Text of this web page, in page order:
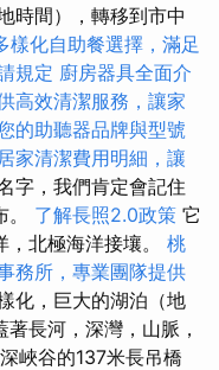
時間），轉移到市中
樣化自助餐選擇，滿足
規定 廚房器具全面介
高效清潔服務，讓家
的助聽器品牌與型號
居家清潔費用明細，讓
字，我們肯定會記住
了解長照2.0政策 它
北極海洋接壤。 桃
務所，專業團隊提供
化，巨大的湖泊（地
長河，深灣，山脈，
峽谷的137米長吊橋